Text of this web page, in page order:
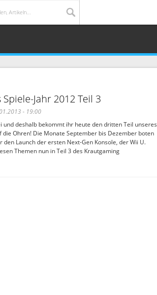
Jahr 2012 Teil 3
- 19:00
und deshalb bekommt ihr heute den dritten Teil unseres
die Ohren! Die Monate September bis Dezember boten
den Launch der ersten Next-Gen Konsole, der Wii U.
Themen nun in Teil 3 des Krautgaming